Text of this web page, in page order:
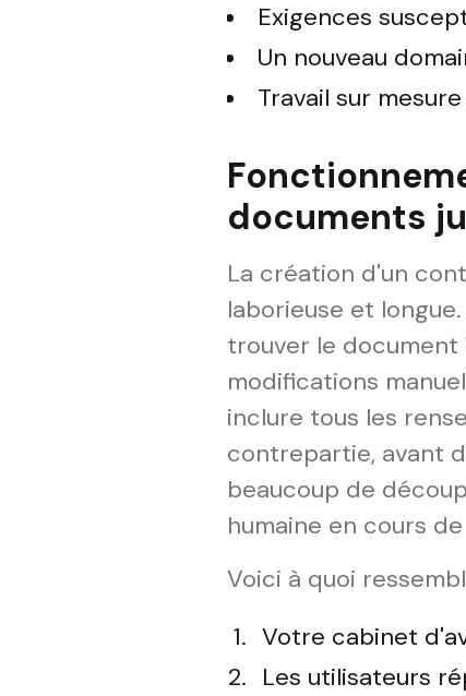
Exigences
Un nouveau
Travail sur
documents
La création d'un
laborieuse et
trouver le document
modifications
inclure tous les
contrepartie, avant
beaucoup de
humaine en cours
Voici à quoi
Votre cabinet
Les utilisateurs